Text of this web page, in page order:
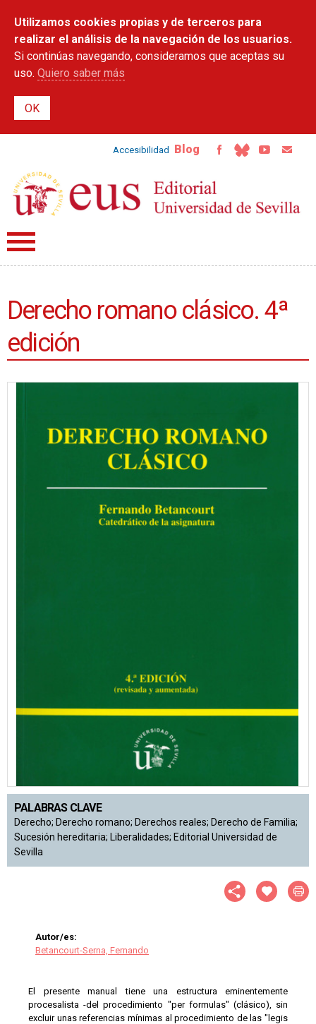
contenido
principal
Utilizamos cookies propias y de terceros para
realizar el análisis de la navegación de los usuarios.
Si continúas navegando, consideramos que aceptas su
uso. Quiero saber más
Accesibilidad Blog
Derecho romano clásico. 4ª
edición
PALABRAS CLAVE
Derecho; Derecho romano; Derechos reales; Derecho de Familia;
Sucesión hereditaria; Liberalidades; Editorial Universidad de
Sevilla
Autor/es:
Betancourt-Serna, Fernando
El presente manual tiene una estructura eminentemente
procesalista -del procedimiento "per formulas" (clásico), sin
excluir unas referencias mínimas al procedimiento de las "legis